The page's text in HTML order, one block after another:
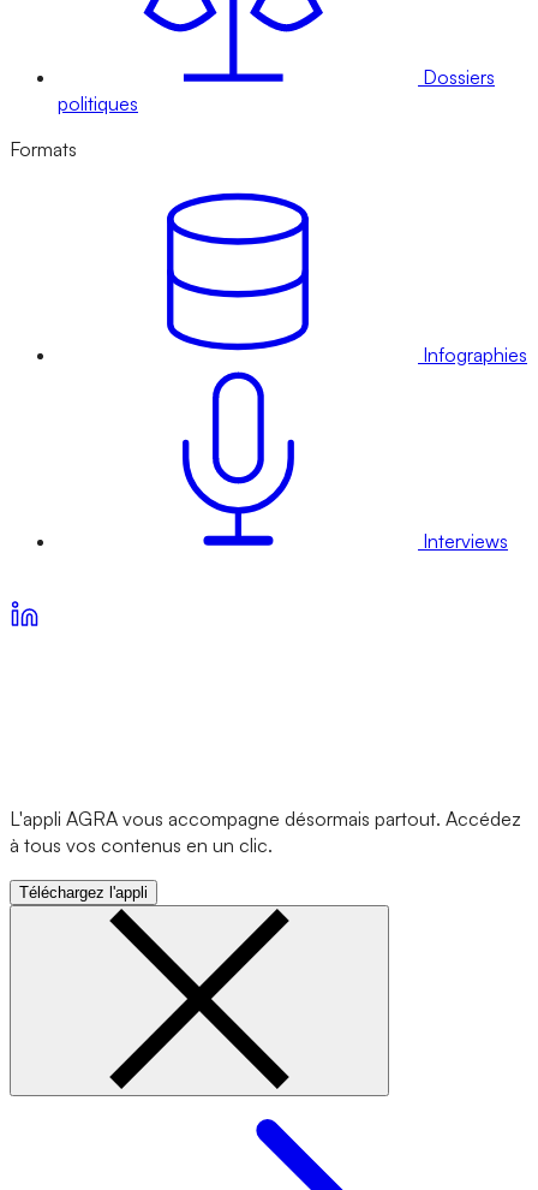
Dossiers
politiques
Formats
Infographies
Interviews
L'appli AGRA vous accompagne désormais partout. Accédez
à tous vos contenus en un clic.
Téléchargez l'appli